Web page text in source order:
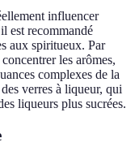
influencer
est recommandé
aux spiritueux. Par
les arômes,
complexes de la
verres à liqueur, qui
liqueurs plus sucrées.